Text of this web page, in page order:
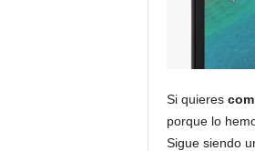
Si quieres
porque lo
Sigue siendo